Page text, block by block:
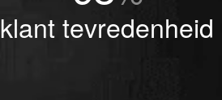
klant tevredenheid